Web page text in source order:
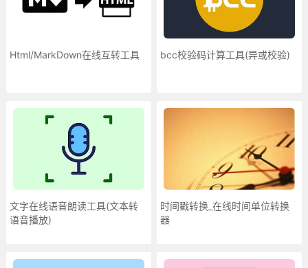
Html/MarkDown在线互转工具 bcc校验码计算工具(异或校验)
文字在线语音朗读工具(文本转
语音播放)
时间戳转换_在线时间单位转换
器